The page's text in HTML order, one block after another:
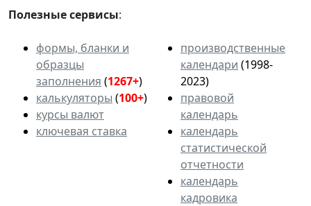
Полезные сервисы:
формы, бланки и
образцы
заполнения (1267+)
калькуляторы (100+)
курсы валют
ключевая ставка
производственные
календари (1998-
2023)
правовой
календарь
календарь
статистической
отчетности
календарь
кадровика